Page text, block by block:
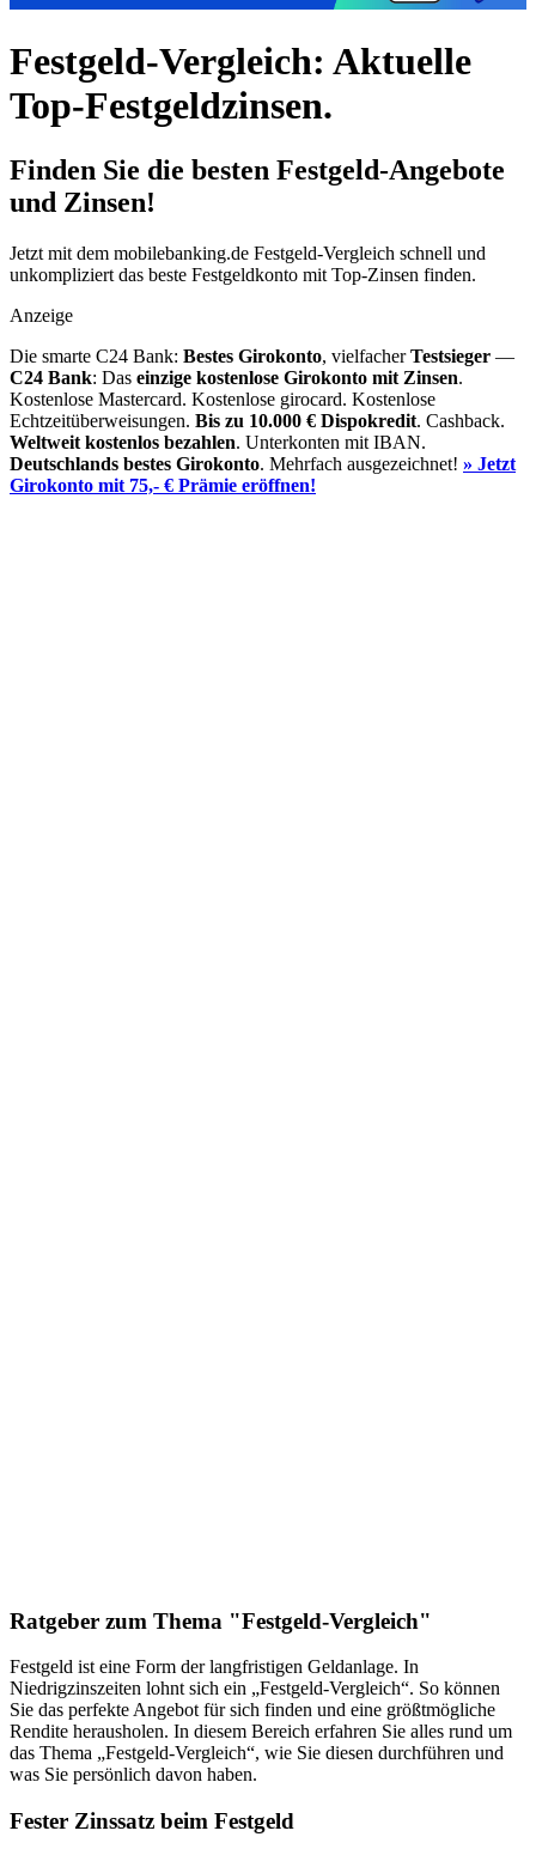
Festgeld-Vergleich: Aktuelle
Top-Festgeldzinsen.
Finden Sie die besten Festgeld-Angebote
und Zinsen!
Jetzt mit dem mobilebanking.de Festgeld-Vergleich schnell und
unkompliziert das beste Festgeldkonto mit Top-Zinsen finden.
Anzeige
Die smarte C24 Bank: Bestes Girokonto, vielfacherTestsieger —
C24 Bank: Das einzige kostenlose Girokonto mit Zinsen.
Kostenlose Mastercard. Kostenlose girocard. Kostenlose
Echtzeitüberweisungen. Bis zu 10.000 € Dispokredit. Cashback.
Weltweit kostenlos bezahlen. Unterkonten mit IBAN.
Deutschlands bestes Girokonto. Mehrfach ausgezeichnet! » Jetzt
Girokonto mit 75,- € Prämie eröffnen!
Ratgeber zum Thema "Festgeld-Vergleich"
Festgeld ist eine Form der langfristigen Geldanlage. In
Niedrigzinszeiten lohnt sich ein „Festgeld-Vergleich“. So können
Sie das perfekte Angebot für sich finden und eine größtmögliche
Rendite herausholen. In diesem Bereich erfahren Sie alles rund um
das Thema „Festgeld-Vergleich“, wie Sie diesen durchführen und
was Sie persönlich davon haben.
Fester Zinssatz beim Festgeld